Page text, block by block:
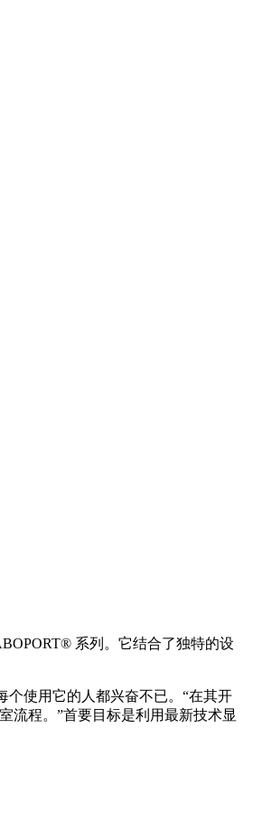
系列。它结合了独特的设
使用它的人都兴奋不已。“在其开
流程。”首要目标是利用最新技术显